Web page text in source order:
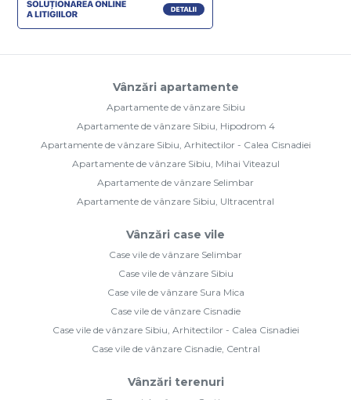
Vânzări apartamente
Apartamente de vânzare Sibiu
Apartamente de vânzare Sibiu, Hipodrom 4
Apartamente de vânzare Sibiu, Arhitectilor - Calea Cisnadiei
Apartamente de vânzare Sibiu, Mihai Viteazul
Apartamente de vânzare Selimbar
Apartamente de vânzare Sibiu, Ultracentral
Vânzări case vile
Case vile de vânzare Selimbar
Case vile de vânzare Sibiu
Case vile de vânzare Sura Mica
Case vile de vânzare Cisnadie
Case vile de vânzare Sibiu, Arhitectilor - Calea Cisnadiei
Case vile de vânzare Cisnadie, Central
Vânzări terenuri